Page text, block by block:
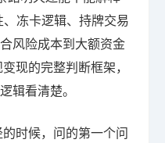
冻卡逻辑、持牌交易
风险成本到大额资金
现的完整判断框架，
辑看清楚。
时候，问的第一个问